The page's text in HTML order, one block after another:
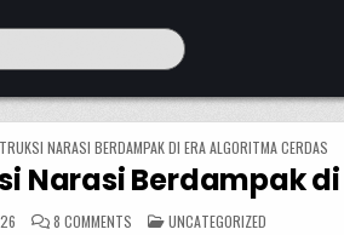
NARASI BERDAMPAK DI ERA ALGORITMA CERDAS
Narasi Berdampak
8 COMMENTS ON MANIFESTO KREATIVITAS
POSTED IN
UNCATEGORIZED